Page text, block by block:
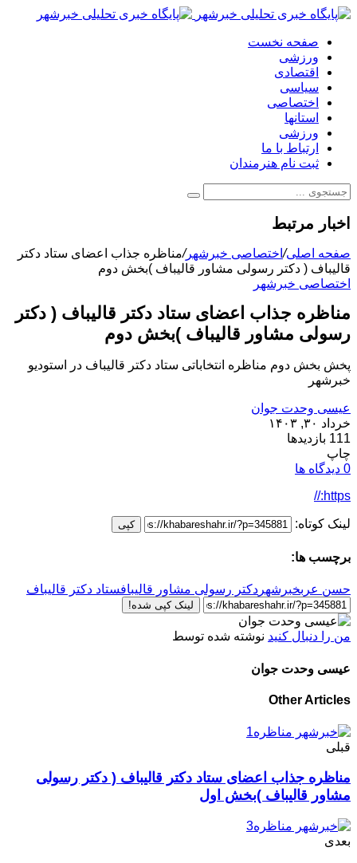
صفحه نخست
ورزشی
اقتصادی
سیاسی
اختصاصی
استانها
ورزشی
ارتباط با ما
ثبت نام هنرمندان
اخبار مرتبط
صفحه اصلی/اختصاصی خبرشهر/مناظره جذاب اعضای ستاد دکتر
قالیباف ( دکتر رسولی مشاور قالیباف )بخش دوم
اختصاصی خبرشهر
مناظره جذاب اعضای ستاد دکتر قالیباف ( دکتر
رسولی مشاور قالیباف )بخش دوم
پخش بخش دوم مناظره انتخاباتی ستاد دکتر قالیباف در استودیو
خبرشهر
عیسی وحدت جوان
خرداد ۳۰, ۱۴۰۳
111 بازدیدها
چاپ
0 دیدگاه ها
https://
لینک کوتاه: کپی
برچسب ها:
حسن عربخبرشهر دکتر رسولی مشاور قالیبافستاد دکتر قالیباف
لینک کپی شده!
من را دنبال کنید نوشته شده توسط
عیسی وحدت جوان
Other Articles
قبلی
مناظره جذاب اعضای ستاد دکتر قالیباف ( دکتر رسولی
مشاور قالیباف )بخش اول
بعدی